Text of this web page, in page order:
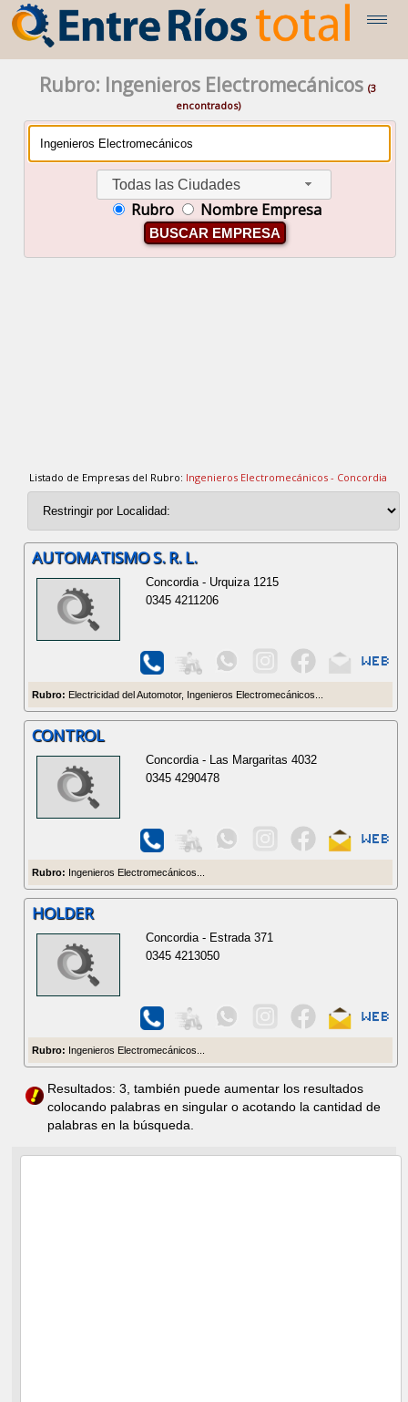
Rubro: Ingenieros Electromecánicos(3
encontrados)
Todas las Ciudades
Rubro Nombre Empresa
BUSCAR EMPRESA
Listado de Empresas del Rubro: Ingenieros Electromecánicos - Concordia
AUTOMATISMO S. R. L.
Concordia - Urquiza 1215
0345 4211206
Rubro: Electricidad del Automotor, Ingenieros Electromecánicos...
CONTROL
Concordia - Las Margaritas 4032
0345 4290478
Rubro: Ingenieros Electromecánicos...
HOLDER
Concordia - Estrada 371
0345 4213050
Rubro: Ingenieros Electromecánicos...
Resultados: 3, también puede aumentar los resultados
colocando palabras en singular o acotando la cantidad de
palabras en la búsqueda.